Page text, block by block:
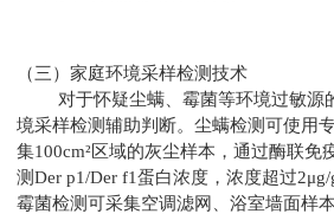
（三）家庭环境采样检测技术
对于怀疑尘螨、霉菌等环境过敏源
境采样检测辅助判断。尘螨检测可使用
集100cm²区域的灰尘样本，通过酶联免
测Der p1/Der f1蛋白浓度，浓度超过2μg/
霉菌检测可采集空调滤网、浴室墙面样